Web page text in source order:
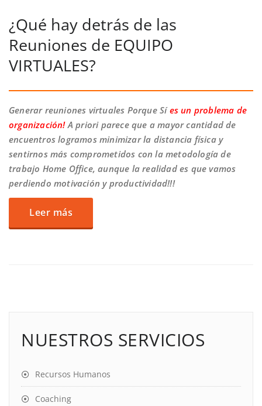
¿Qué hay detrás de las
Reuniones de EQUIPO
VIRTUALES?
Generar reuniones virtuales Porque Síes un problema de
organización! A priori parece que a mayor cantidad de
encuentros logramos minimizar la distancia física y
sentirnos más comprometidos con la metodología de
trabajo Home Office, aunque la realidad es que vamos
perdiendo motivación y productividad!!!
Leer más
NUESTROS SERVICIOS
Recursos Humanos
Coaching